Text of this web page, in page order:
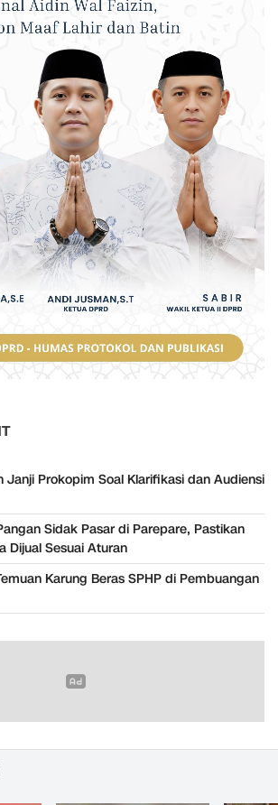
Janji Prokopim Soal Klarifikasi dan Audiensi
Sidak Pasar di Parepare, Pastikan
Dijual Sesuai Aturan
Karung Beras SPHP di Pembuangan